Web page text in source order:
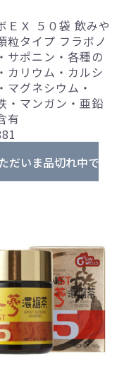
ＥＸ ５０袋 飲みや
粒タイプ フラボノ
サポニン・各種の
カリウム・カルシ
マグネシウム・
・マンガン・亜鉛
有
ただいま品切れ中です。